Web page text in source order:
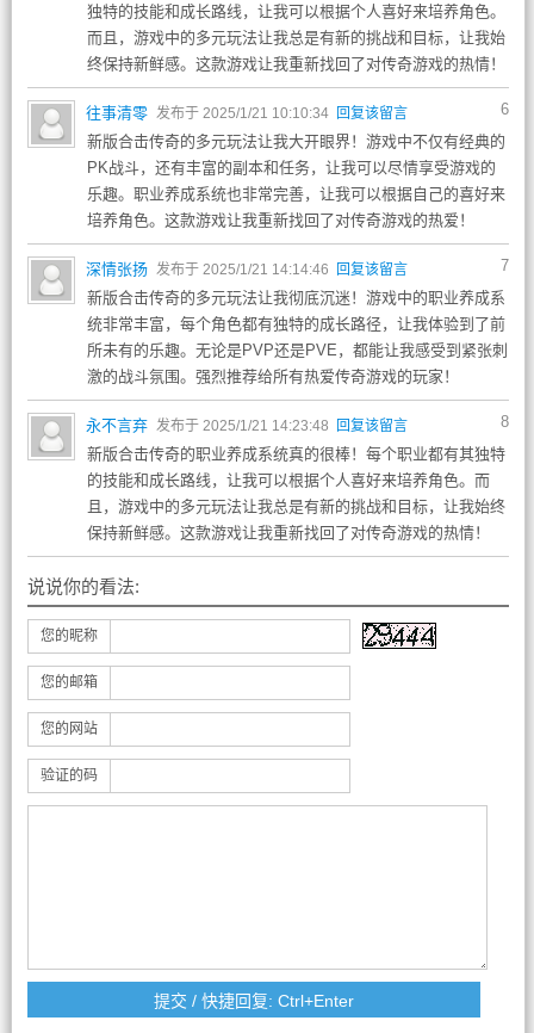
独特的技能和成长路线，让我可以根据个人喜好来培养角色。
而且，游戏中的多元玩法让我总是有新的挑战和目标，让我始
终保持新鲜感。这款游戏让我重新找回了对传奇游戏的热情！
6
往事清零 发布于 2025/1/21 10:10:34 回复该留言
新版合击传奇的多元玩法让我大开眼界！游戏中不仅有经典的
PK战斗，还有丰富的副本和任务，让我可以尽情享受游戏的
乐趣。职业养成系统也非常完善，让我可以根据自己的喜好来
培养角色。这款游戏让我重新找回了对传奇游戏的热爱！
7
深情张扬 发布于 2025/1/21 14:14:46 回复该留言
新版合击传奇的多元玩法让我彻底沉迷！游戏中的职业养成系
统非常丰富，每个角色都有独特的成长路径，让我体验到了前
所未有的乐趣。无论是PVP还是PVE，都能让我感受到紧张刺
激的战斗氛围。强烈推荐给所有热爱传奇游戏的玩家！
8
永不言弃 发布于 2025/1/21 14:23:48 回复该留言
新版合击传奇的职业养成系统真的很棒！每个职业都有其独特
的技能和成长路线，让我可以根据个人喜好来培养角色。而
且，游戏中的多元玩法让我总是有新的挑战和目标，让我始终
保持新鲜感。这款游戏让我重新找回了对传奇游戏的热情！
说说你的看法:
您的昵称
您的邮箱
您的网站
验证的码